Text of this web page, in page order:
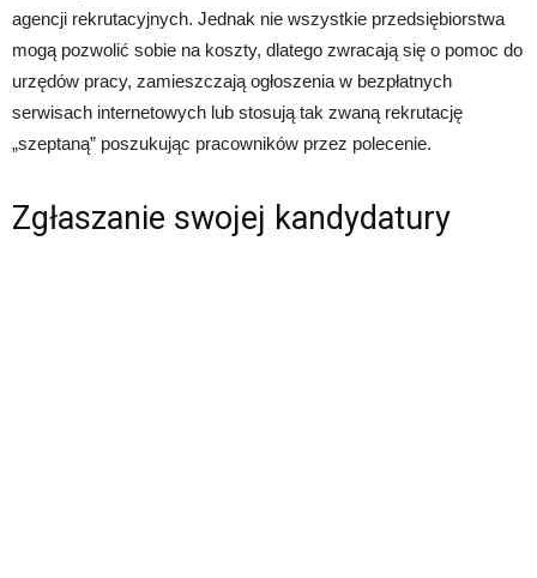
agencji rekrutacyjnych. Jednak nie wszystkie przedsiębiorstwa
mogą pozwolić sobie na koszty, dlatego zwracają się o pomoc do
urzędów pracy, zamieszczają ogłoszenia w bezpłatnych
serwisach internetowych lub stosują tak zwaną rekrutację
„szeptaną” poszukując pracowników przez polecenie.
Zgłaszanie swojej kandydatury